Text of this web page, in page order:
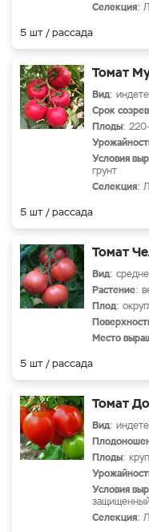
Селекция:
5 шт / рассада
Томат
Вид:
Срок
Плоды:
Условия
грунт
Селекция:
5 шт / рассада
Томат
Вид:
Растение:
Плод:
Место
5 шт / рассада
Томат
Вид:
Плоды:
Условия
Селекция: